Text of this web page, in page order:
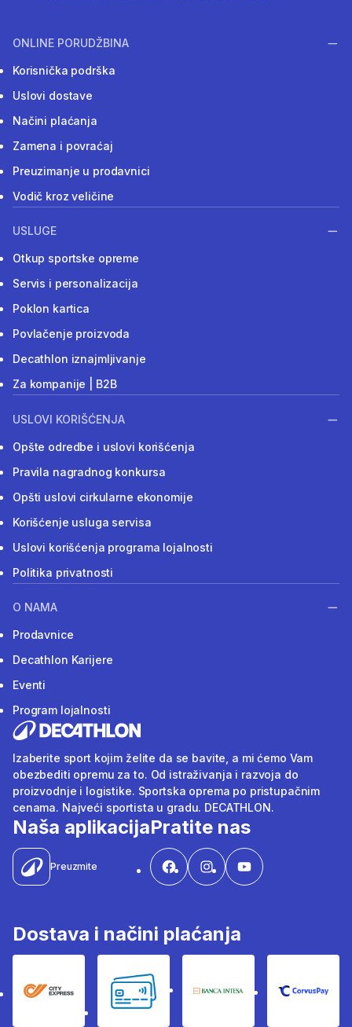
ONLINE PORUDŽBINA
Korisnička podrška
Uslovi dostave
Načini plaćanja
Zamena i povraćaj
Preuzimanje u prodavnici
Vodič kroz veličine
USLUGE
Otkup sportske opreme
Servis i personalizacija
Poklon kartica
Povlačenje proizvoda
Decathlon iznajmljivanje
Za kompanije | B2B
USLOVI KORIŠĆENJA
Opšte odredbe i uslovi korišćenja
Pravila nagradnog konkursa
Opšti uslovi cirkularne ekonomije
Korišćenje usluga servisa
Uslovi korišćenja programa lojalnosti
Politika privatnosti
O NAMA
Prodavnice
Decathlon Karijere
Eventi
Program lojalnosti
Izaberite sport kojim želite da se bavite, a mi ćemo Vam
obezbediti opremu za to. Od istraživanja i razvoja do
proizvodnje i logistike. Sportska oprema po pristupačnim
cenama. Najveći sportista u gradu. DECATHLON.
Naša aplikacija
Preuzmite
Pratite nas
Dostava i načini plaćanja
City Express Bankovne karticeBanka Intesa